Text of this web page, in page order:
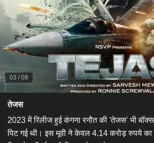
03 /08
तेजस
2023 में रिलीज हुई कंगना रनौत की 'तेजस' भी
पिट गई थी। इस मूवी ने केवल 4.14 करोड़ रुपये का